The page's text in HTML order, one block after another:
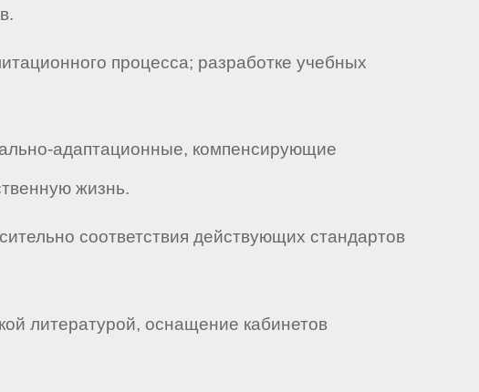
процесса; разработке учебных
адаптационные, компенсирующие
жизнь.
соответствия действующих стандартов
литературой, оснащение кабинетов